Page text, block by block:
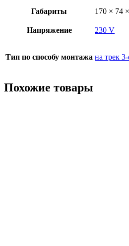
Габариты 170 × 74
Напряжение 230 V
Тип по способу монтажа на трек
Похожие товары